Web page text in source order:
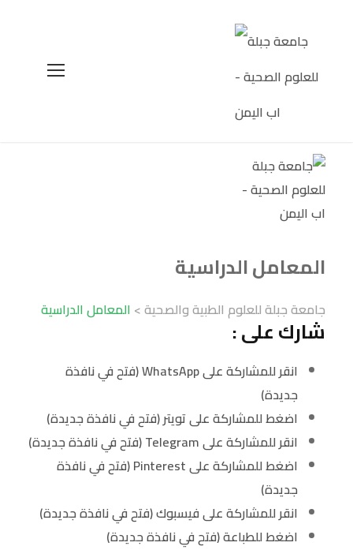
المعامل الدراسية
جامعة جبلة للعلوم الطبية والصحية> المعامل الدراسية
شارك على :
انقر للمشاركة على WhatsApp (فتح في نافذة
جديدة)
اضغط للمشاركة على تويتر (فتح في نافذة جديدة)
انقر للمشاركة على Telegram (فتح في نافذة جديدة)
اضغط للمشاركة على Pinterest (فتح في نافذة
جديدة)
انقر للمشاركة على فيسبوك (فتح في نافذة جديدة)
اضغط للطباعة (فتح في نافذة جديدة)